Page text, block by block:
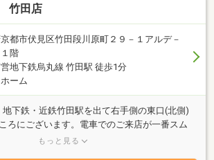
竹田店
都市伏見区竹田段川原町２９－１アルデ－
階
地下鉄烏丸線 竹田駅 徒歩1分
ーム
下鉄・近鉄竹田駅を出て右手側の東口(北側)
ろにございます。電車でのご来店が一番スム
車の方は近隣パーキングに駐車いただくことも
もっと見る